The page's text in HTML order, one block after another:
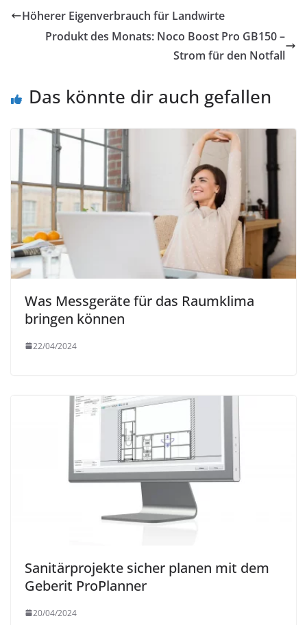
Höherer Eigenverbrauch für Landwirte
Produkt des Monats: Noco Boost Pro GB150 –
Strom für den Notfall
Das könnte dir auch gefallen
Was Messgeräte für das Raumklima
bringen können
22/04/2024
Sanitärprojekte sicher planen mit dem
Geberit ProPlanner
20/04/2024